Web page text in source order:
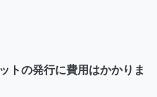
トの発行に費用はかかりま